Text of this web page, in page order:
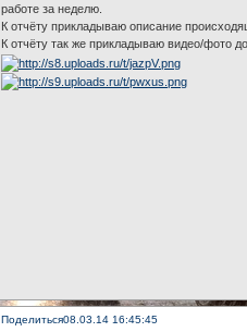
работе за неделю.
К отчёту прикладываю описание
К отчёту так же прикладываю видео/фото
Поделиться08.03.14 16:45:45